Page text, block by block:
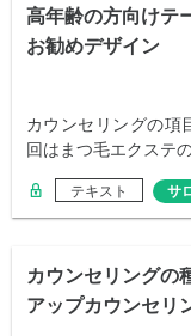
高年齢の方向けテ
お勧めデザイン
カウンセリングの項
回はまつ毛エクステ
テキスト サ
カウンセリング
アップカウンセリ